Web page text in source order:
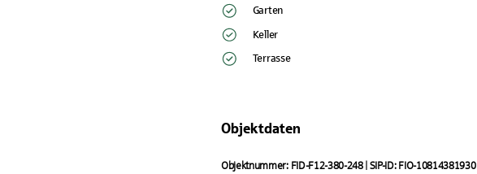
Garten
Keller
Terrasse
Objektdaten
Objektnummer: FID-F12-380-248 | SIP-ID: FIO-10814381930